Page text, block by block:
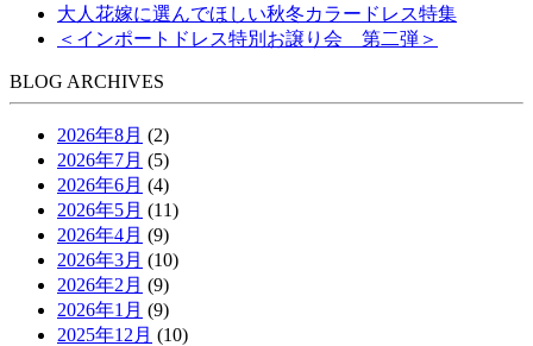
大人花嫁に選んでほしい秋冬カラードレス特集
＜インポートドレス特別お譲り会 第二弾＞
BLOG ARCHIVES
2026年8月 (2)
2026年7月 (5)
2026年6月 (4)
2026年5月 (11)
2026年4月 (9)
2026年3月 (10)
2026年2月 (9)
2026年1月 (9)
2025年12月 (10)